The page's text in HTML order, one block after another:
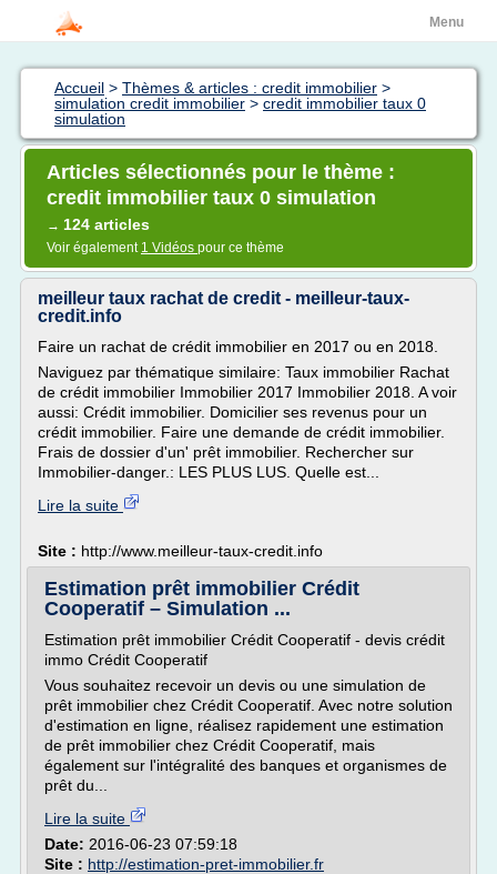
Menu
Accueil > Thèmes & articles : credit immobilier >
simulation credit immobilier > credit immobilier taux 0
simulation
Articles sélectionnés pour le thème :
credit immobilier taux 0 simulation
→ 124 articles
Voir également 1 Vidéos pour ce thème
meilleur taux rachat de credit - meilleur-taux-
credit.info
Faire un rachat de crédit immobilier en 2017 ou en 2018.
Naviguez par thématique similaire: Taux immobilier Rachat
de crédit immobilier Immobilier 2017 Immobilier 2018. A voir
aussi: Crédit immobilier. Domicilier ses revenus pour un
crédit immobilier. Faire une demande de crédit immobilier.
Frais de dossier d'un' prêt immobilier. Rechercher sur
Immobilier-danger.: LES PLUS LUS. Quelle est...
Lire la suite
Site : http://www.meilleur-taux-credit.info
Estimation prêt immobilier Crédit
Cooperatif – Simulation ...
Estimation prêt immobilier Crédit Cooperatif - devis crédit
immo Crédit Cooperatif
Vous souhaitez recevoir un devis ou une simulation de
prêt immobilier chez Crédit Cooperatif. Avec notre solution
d'estimation en ligne, réalisez rapidement une estimation
de prêt immobilier chez Crédit Cooperatif, mais
également sur l'intégralité des banques et organismes de
prêt du...
Lire la suite
Date: 2016-06-23 07:59:18
Site : http://estimation-pret-immobilier.fr